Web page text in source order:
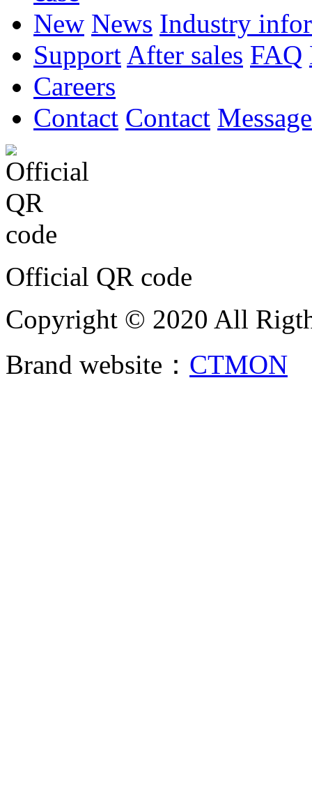
New News Industry
Support After sales FAQ
Careers
Contact Contact Message
Official QR code
Copyright © 2020 All
Brand website： CTMON